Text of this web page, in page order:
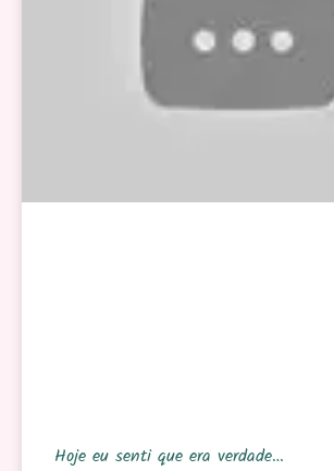
Hoje eu senti que era verdade…